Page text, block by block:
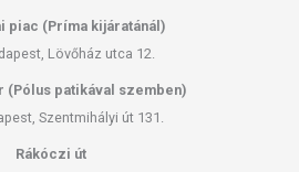
piac (Príma kijáratánál)
Lövőház utca 12.
(Pólus patikával szemben)
Szentmihályi út 131.
Rákóczi út